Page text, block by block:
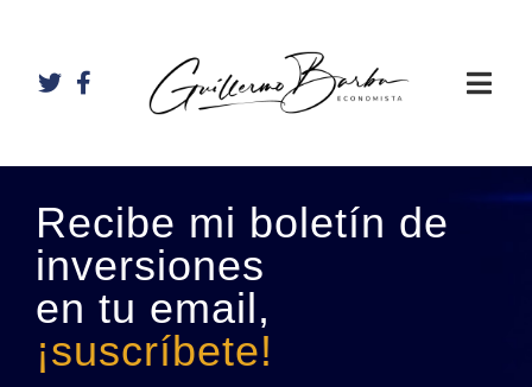
Recibe mi boletín de
inversiones
en tu email,
¡suscríbete!